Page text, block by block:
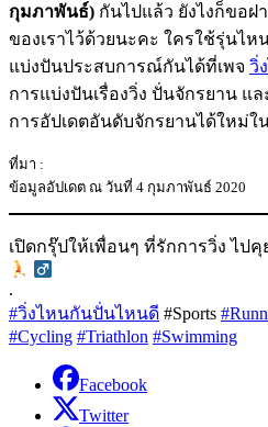
กุมภาพันธ์) กันไปแล้ว ยังไงก็ขอฝ
ของเราไว้ด้วยนะคะ ใครใช้รุ่นไ
แบ่งปันประสบการณ์กันได้ที่เพจ วิ่
การแบ่งปันเรื่องวิ่ง ปั่นจักรยาน แ
การอัปเดตอันดับจักรยานได้ใหม่ใ
ที่มา :
ข้อมูลอัปเดต ณ วันที่ 4 กุมภาพันธ์ 2020
เปิดกรุ๊ปให้เพื่อนๆ ที่รักการวิ่ง ไป
.
#วิ่งไหนกันปั่นไหนดี #Sports
#Cycling #Triathlon #Swimming
Facebook
Twitter